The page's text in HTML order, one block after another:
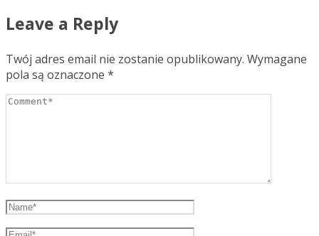
Leave a Reply
Twój adres email nie zostanie opublikowany. Wymagane
pola są oznaczone *